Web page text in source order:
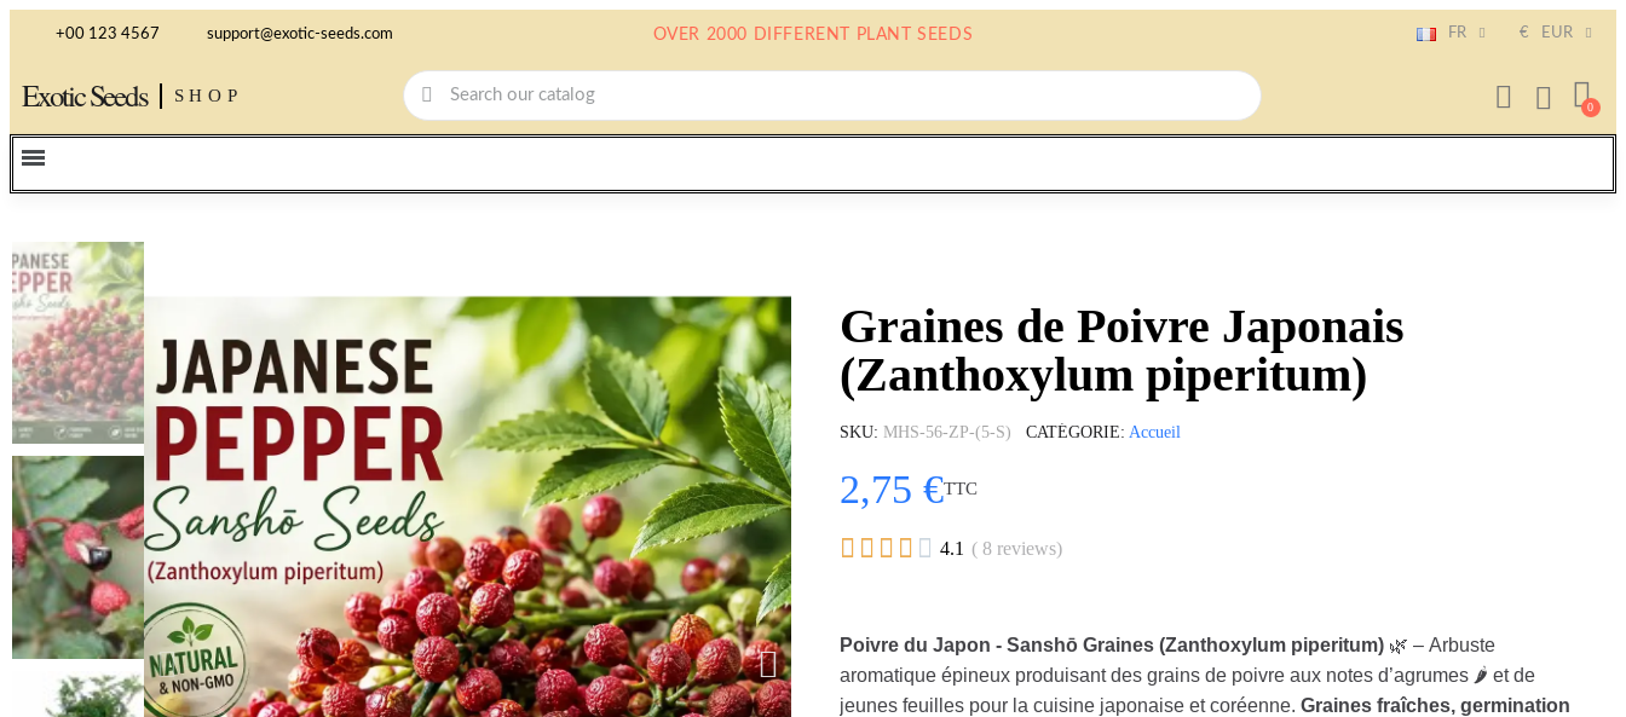
+00 123 4567 support@exotic-seeds.com OVER 2000 DIFFERENT PLANT SEEDS FR € EUR
Exotic Seeds SHOP
Graines de Poivre Japonais
(Zanthoxylum piperitum)
SKU MHS-56-ZP-(5-S) CATÉGORIE Accueil
2,75 €TTC
     4.1 ( 8 reviews)
Poivre du Japon - Sanshō Graines (Zanthoxylum piperitum) 🌿 – Arbuste
aromatique épineux produisant des grains de poivre aux notes d’agrumes 🌶️ et de
jeunes feuilles pour la cuisine japonaise et coréenne. Graines fraîches, germination